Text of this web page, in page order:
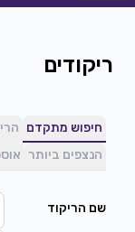
ריקודים
חיפוש מתקדם
הנצפים ביותר
שם הריקוד